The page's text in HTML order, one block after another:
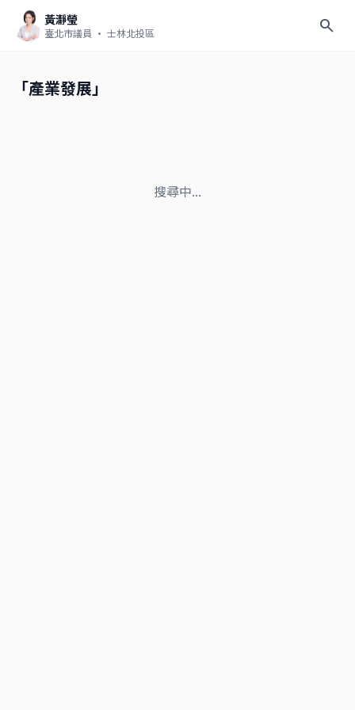
黃瀞瑩
臺北市議員 · 士林北投區 search
「產業發展」
搜尋中...